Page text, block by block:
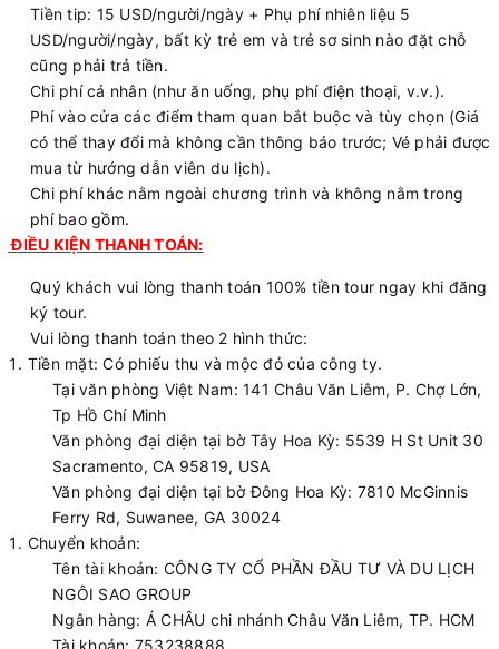
Tiền tip: 15 USD/người/ngày + Phụ phí nhiên liệu 5
USD/người/ngày, bất kỳ trẻ em và trẻ sơ sinh nào đặt chỗ
cũng phải trả tiền.
Chi phí cá nhân (như ăn uống, phụ phí điện thoại, v.v.).
Phí vào cửa các điểm tham quan bắt buộc và tùy chọn (Giá
có thể thay đổi mà không cần thông báo trước; Vé phải được
mua từ hướng dẫn viên du lịch).
Chi phí khác nằm ngoài chương trình và không nằm trong
phí bao gồm.
ĐIỀU KIỆN THANH TOÁN:
Quý khách vui lòng thanh toán 100% tiền tour ngay khi đăng
ký tour.
Vui lòng thanh toán theo 2 hình thức:
Tiền mặt: Có phiếu thu và mộc đỏ của công ty.
Tại văn phòng Việt Nam: 141 Châu Văn Liêm, P. Chợ Lớn,
Tp Hồ Chí Minh
Văn phòng đại diện tại bờ Tây Hoa Kỳ: 5539 H St Unit 30
Sacramento, CA 95819, USA
Văn phòng đại diện tại bờ Đông Hoa Kỳ: 7810 McGinnis
Ferry Rd, Suwanee, GA 30024
Chuyển khoản:
Tên tài khoản: CÔNG TY CỔ PHẦN ĐẦU TƯ VÀ DU LỊCH
NGÔI SAO GROUP
Ngân hàng: Á CHÂU chi nhánh Châu Văn Liêm, TP. HCM